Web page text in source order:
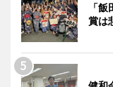
「
賞は